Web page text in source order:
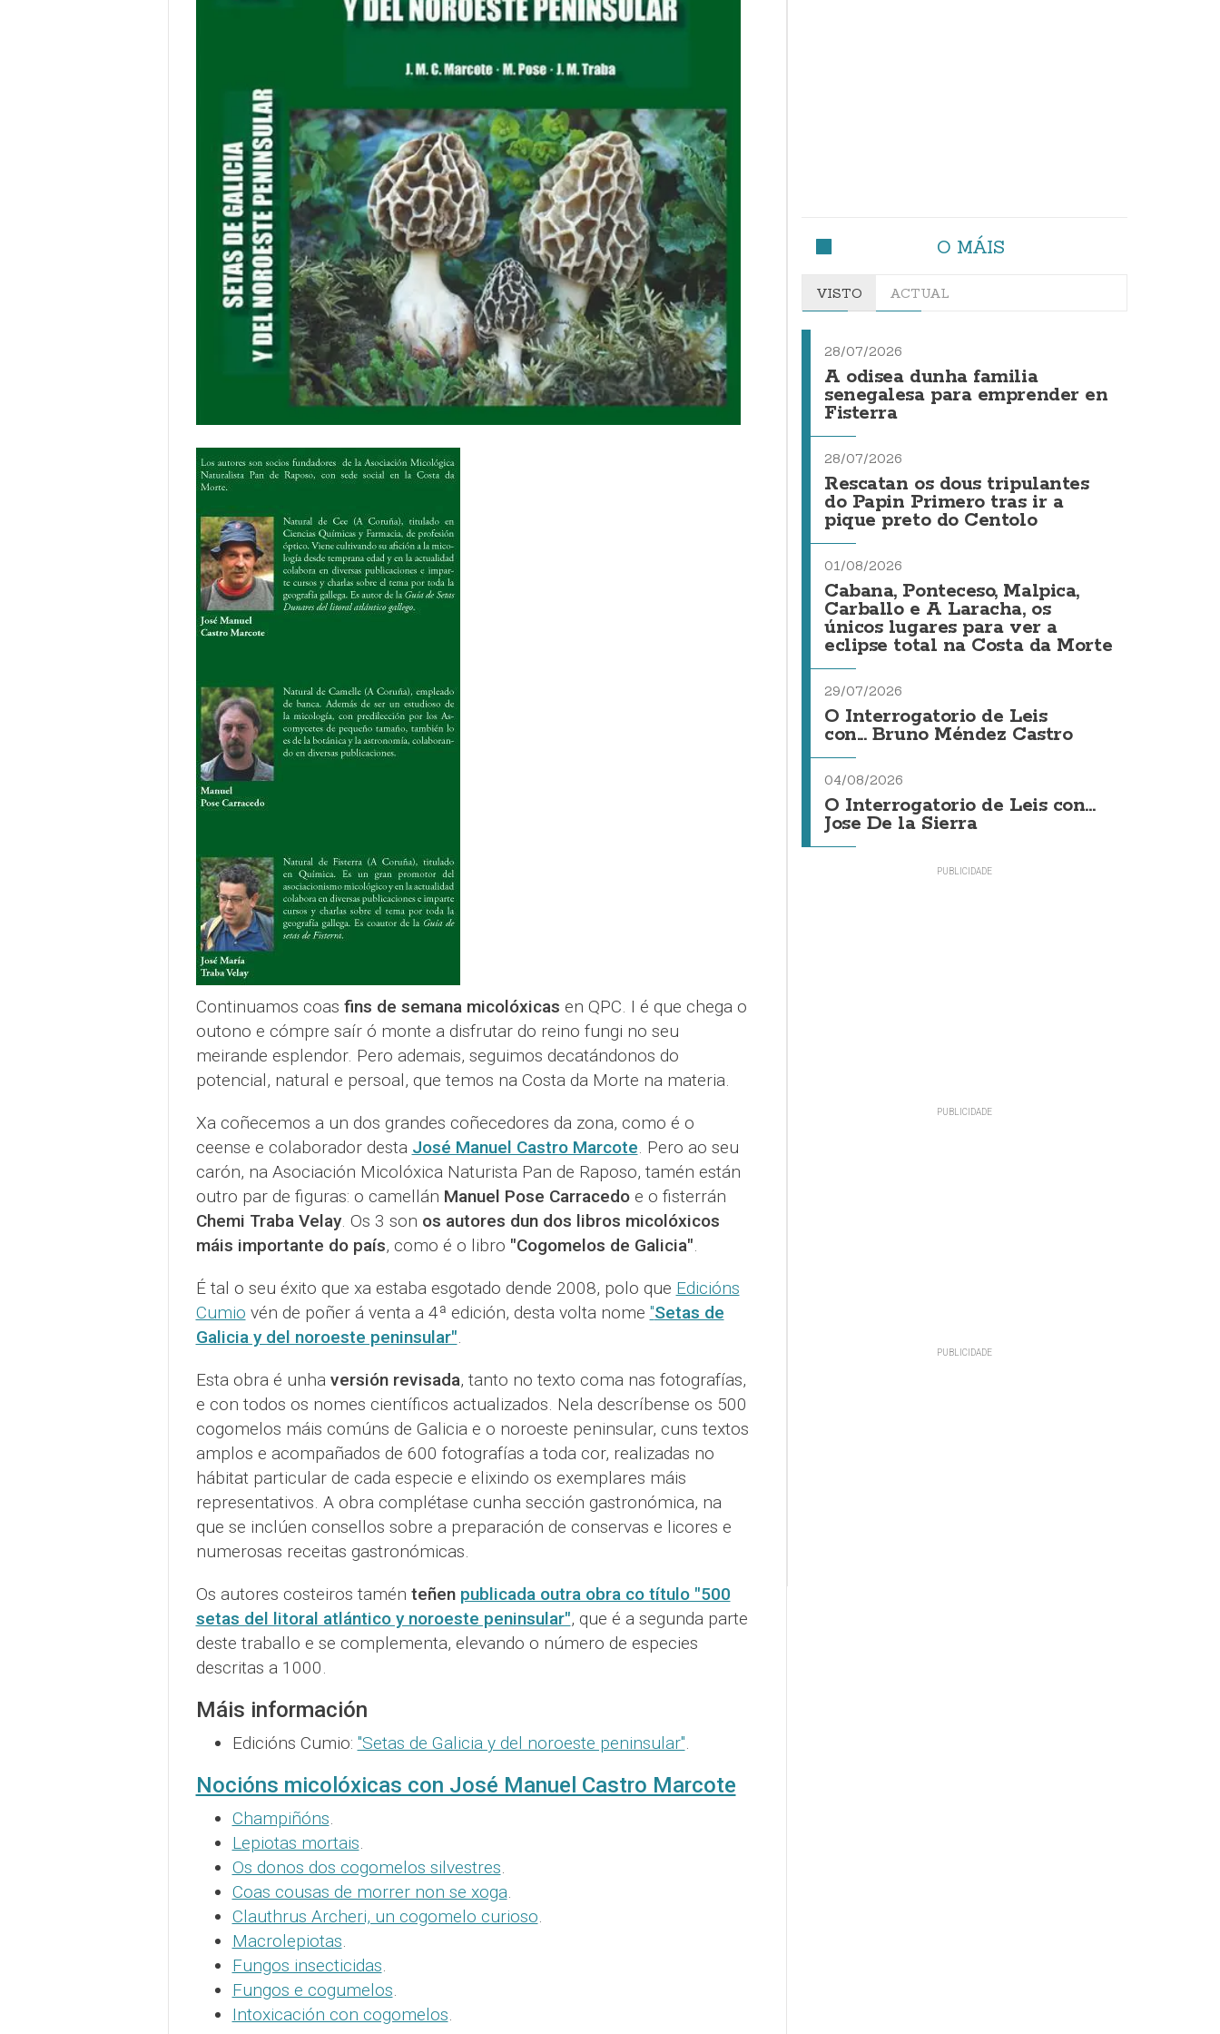
Continuamos coas fins de semana micolóxicas en QPC. I é que chega o
outono e cómpre saír ó monte a disfrutar do reino fungi no seu
meirande esplendor. Pero ademais, seguimos decatándonos do
potencial, natural e persoal, que temos na Costa da Morte na materia.
Xa coñecemos a un dos grandes coñecedores da zona, como é o
ceense e colaborador desta José Manuel Castro Marcote. Pero ao seu
carón, na Asociación Micolóxica Naturista Pan de Raposo, tamén están
outro par de figuras: o camellán Manuel Pose Carracedoe o fisterrán
Chemi Traba Velay. Os 3 son os autores dun dos libros micolóxicos
máis importante do país, como é o libro "Cogomelos de Galicia".
É tal o seu éxito que xa estaba esgotado dende 2008, polo que Edicións
Cumio vén de poñer á venta a 4ª edición, desta volta nome "Setas de
Galicia y del noroeste peninsular".
Esta obra é unha versión revisada, tanto no texto coma nas fotografías,
e con todos os nomes científicos actualizados. Nela descríbense os 500
cogomelos máis comúns de Galicia e o noroeste peninsular, cuns textos
amplos e acompañados de 600 fotografías a toda cor, realizadas no
hábitat particular de cada especie e elixindo os exemplares máis
representativos. A obra complétase cunha sección gastronómica, na
que se inclúen consellos sobre a preparación de conservas e licores e
numerosas receitas gastronómicas.
Os autores costeiros tamén teñen publicada outra obra co título "500
setas del litoral atlántico y noroeste peninsular", que é a segunda parte
deste traballo e se complementa, elevando o número de especies
descritas a 1000.
Máis información
Edicións Cumio: "Setas de Galicia y del noroeste peninsular".
Nocións micolóxicas con José Manuel Castro Marcote
Champiñóns.
Lepiotas mortais.
Os donos dos cogomelos silvestres.
Coas cousas de morrer non se xoga.
Clauthrus Archeri, un cogomelo curioso.
Macrolepiotas.
Fungos insecticidas.
Fungos e cogumelos.
Intoxicación con cogomelos.
O MÁIS
VISTO ACTUAL
28/07/2026
A odisea dunha familia
senegalesa para emprender en
Fisterra
28/07/2026
Rescatan os dous tripulantes
do Papin Primero tras ir a
pique preto do Centolo
01/08/2026
Cabana, Ponteceso, Malpica,
Carballo e A Laracha, os
únicos lugares para ver a
eclipse total na Costa da Morte
29/07/2026
O Interrogatorio de Leis
con... Bruno Méndez Castro
04/08/2026
O Interrogatorio de Leis con...
Jose De la Sierra